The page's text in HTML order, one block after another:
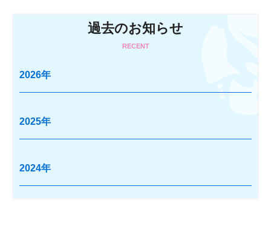
過去のお知らせ
RECENT
2026年
2025年
2024年